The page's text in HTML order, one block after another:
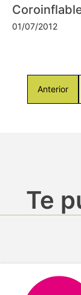
01/07/2012
Anterior
Te